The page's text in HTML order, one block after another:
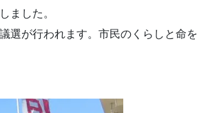
ました。
選が行われます。市民のくらしと命を